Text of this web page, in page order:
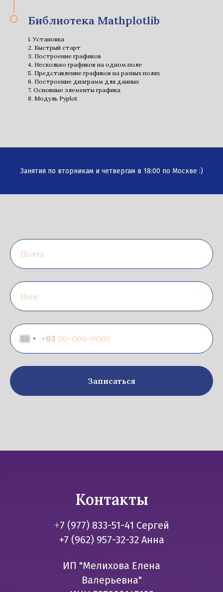
Библиотека Mathplotlib
1. Установка
2. Быстрый старт
3. Построение графиков
4. Несколько графиков на одном поле
5. Представление графиков на разных полях
6. Построение диаграмм для данных
7. Основные элементы графика
8. Модуль Pyplot
Занятия по вторникам и четвергам в 18:00 по Москве :)
+93
Записаться
Контакты
+7 (977) 833-51-41 Сергей
+7 (962) 957-32-32 Анна
ИП "Мелихова Елена
Валерьевна"